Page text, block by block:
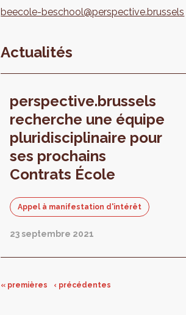
beecole-beschool@perspective.brussels
Actualités
perspective.brussels
recherche une équipe
pluridisciplinaire pour
ses prochains
Contrats École
Appel à manifestation d'intérêt
23 septembre 2021
« premières ‹ précédentes